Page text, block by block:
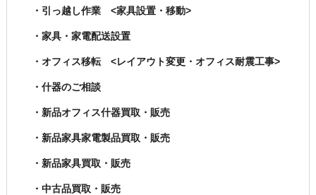
・引っ越し作業 <家具設置・移動>
・家具・家電配送設置
・オフィス移転 <レイアウト変更・オフィス耐震工事>
・什器のご相談
・新品オフィス什器買取・販売
・新品家具家電製品買取・販売
・新品家具買取・販売
・中古品買取・販売